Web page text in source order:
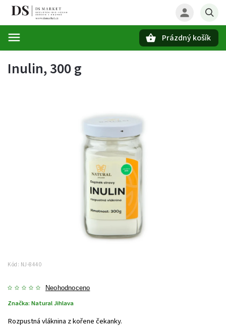
Prázdný košík
Inulin, 300 g
Kód: NJ-8440
Neohodnoceno
Značka: Natural Jihlava
Rozpustná vláknina z kořene čekanky.